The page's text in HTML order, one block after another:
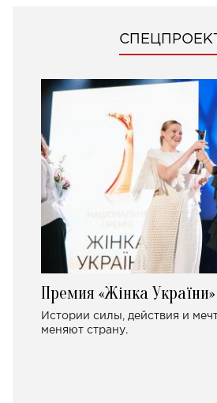
Премия «Жінка України»
Истории силы, действия и
меняют страну.